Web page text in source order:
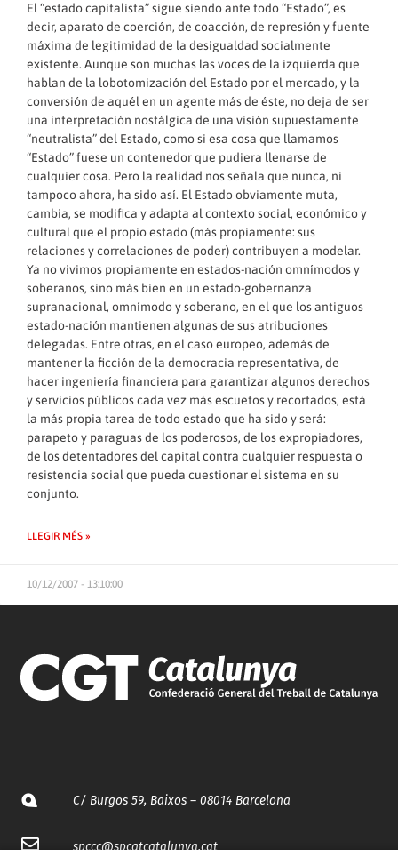
El “estado capitalista” sigue siendo ante todo “Estado”, es
decir, aparato de coerción, de coacción, de represión y fuente
máxima de legitimidad de la desigualdad socialmente
existente. Aunque son muchas las voces de la izquierda que
hablan de la lobotomización del Estado por el mercado, y la
conversión de aquél en un agente más de éste, no deja de ser
una interpretación nostálgica de una visión supuestamente
“neutralista” del Estado, como si esa cosa que llamamos
“Estado” fuese un contenedor que pudiera llenarse de
cualquier cosa. Pero la realidad nos señala que nunca, ni
tampoco ahora, ha sido así. El Estado obviamente muta,
cambia, se modifica y adapta al contexto social, económico y
cultural que el propio estado (más propiamente: sus
relaciones y correlaciones de poder) contribuyen a modelar.
Ya no vivimos propiamente en estados-nación omnímodos y
soberanos, sino más bien en un estado-gobernanza
supranacional, omnímodo y soberano, en el que los antiguos
estado-nación mantienen algunas de sus atribuciones
delegadas. Entre otras, en el caso europeo, además de
mantener la ficción de la democracia representativa, de
hacer ingeniería financiera para garantizar algunos derechos
y servicios públicos cada vez más escuetos y recortados, está
la más propia tarea de todo estado que ha sido y será:
parapeto y paraguas de los poderosos, de los expropiadores,
de los detentadores del capital contra cualquier respuesta o
resistencia social que pueda cuestionar el sistema en su
conjunto.
LLEGIR MÉS »
10/12/2007 - 13:10:00
C/ Burgos 59, Baixos – 08014 Barcelona
spccc@spcgtcatalunya.cat